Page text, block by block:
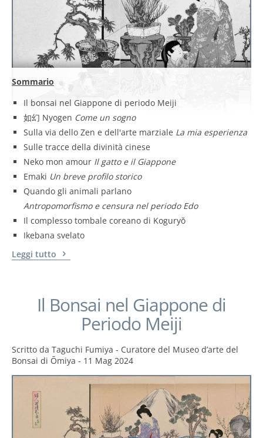
Sommario
Il bonsai nel Giappone di periodo Meiji
如幻 Nyogen Come un sogno
Sulla via dello Zen e dell'arte marziale La mia esperienza
Sulle tracce della divinità cinese
Neko mon amour Il gatto e il Giappone
Emaki Un breve profilo storico
Quando gli animali parlano
Antropomorfismo e censura nel periodo Edo
Il complesso tombale coreano di Koguryŏ
Ikebana svelato
Leggi tutto
Il Bonsai nel Giappone di
Periodo Meiji
Scritto da Taguchi Fumiya - Curatore del Museo d’arte del
Bonsai di Ōmiya - 11 Mag 2024